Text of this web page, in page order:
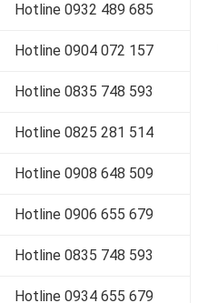
Hotline 0932 489 685
Hotline 0904 072 157
Hotline 0835 748 593
Hotline 0825 281 514
Hotline 0908 648 509
Hotline 0906 655 679
Hotline 0835 748 593
Hotline 0934 655 679